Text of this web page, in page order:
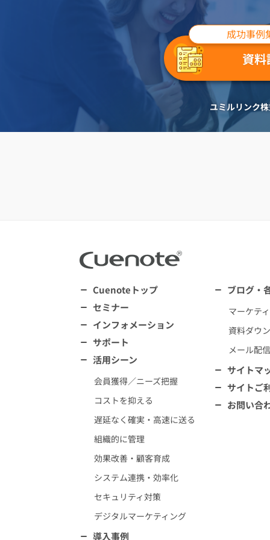
成功事例
資料
ユミルリンク
Cuenoteトップ
セミナー
インフォメーション
サポート
活用シーン
会員獲得／ニーズ把握
コストを抑える
遅延なく確実・高速に送る
組織的に管理
効果改善・顧客育成
システム連携・効率化
セキュリティ対策
デジタルマーケティング
導入事例
ブログ・
マーケテ
資料ダウ
メール配
サイトマ
サイトご
お問い合